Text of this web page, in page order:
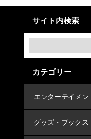
でした。この伊東家の食
いて調べました。
サイト内検索
カテゴリー
エンターテイメン
グッズ・ブックス